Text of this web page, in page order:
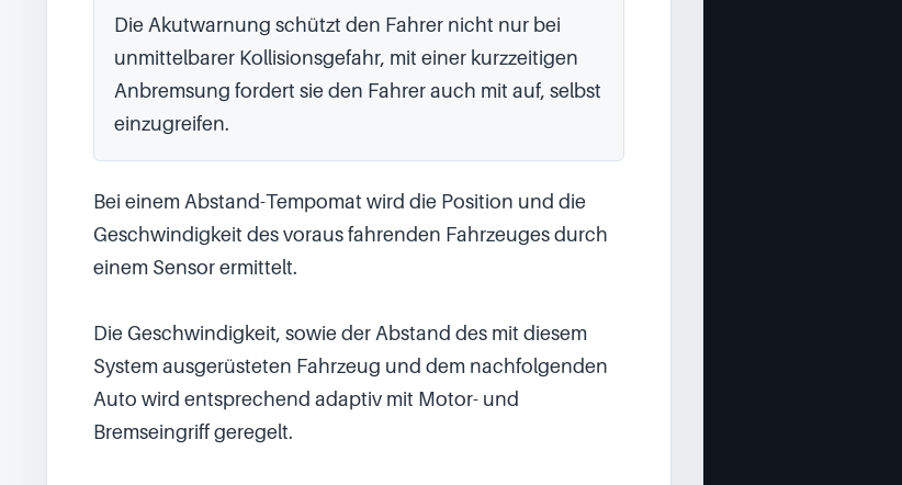
Die Akutwarnung schützt den Fahrer nicht nur bei
unmittelbarer Kollisionsgefahr, mit einer kurzzeitigen
Anbremsung fordert sie den Fahrer auch mit auf, selbst
einzugreifen.
Bei einem Abstand-Tempomat wird die Position und die
Geschwindigkeit des voraus fahrenden Fahrzeuges durch
einem Sensor ermittelt.
Die Geschwindigkeit, sowie der Abstand des mit diesem
System ausgerüsteten Fahrzeug und dem nachfolgenden
Auto wird entsprechend adaptiv mit Motor- und
Bremseingriff geregelt.